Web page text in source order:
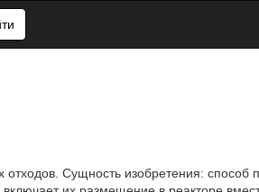
отходов. Сущность изобретения: способ